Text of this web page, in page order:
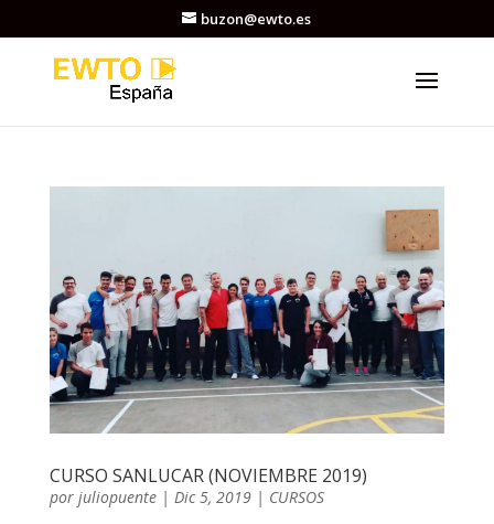
buzon@ewto.es
CURSO SANLUCAR (NOVIEMBRE 2019)
por juliopuente| Dic 5, 2019| CURSOS